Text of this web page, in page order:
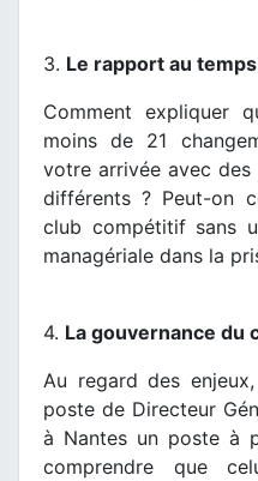
3. Le rapport au
Comment expliquer
moins de 21
votre arrivée avec
différents ? Peut-on
club compétitif sans
managériale dans la
4. La gouvernance du
Au regard des
poste de Directeur
à Nantes un poste à
comprendre que